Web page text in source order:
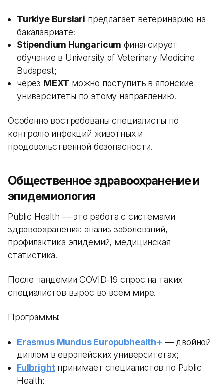
Turkiye Burslari предлагает ветеринарию на
бакалавриате;
Stipendium Hungaricum финансирует
обучение в University of Veterinary Medicine
Budapest;
через MEXT можно поступить в японские
университеты по этому направлению.
Особенно востребованы специалисты по
контролю инфекций животных и
продовольственной безопасности.
Общественное здравоохранение и
эпидемиология
Public Health — это работа с системами
здравоохранения: анализ заболеваний,
профилактика эпидемий, медицинская
статистика.
После пандемии COVID-19 спрос на таких
специалистов вырос во всем мире.
Программы:
Erasmus Mundus Europubhealth+ — двойной
диплом в европейских университетах;
Fulbrightпринимает специалистов по Public
Health;